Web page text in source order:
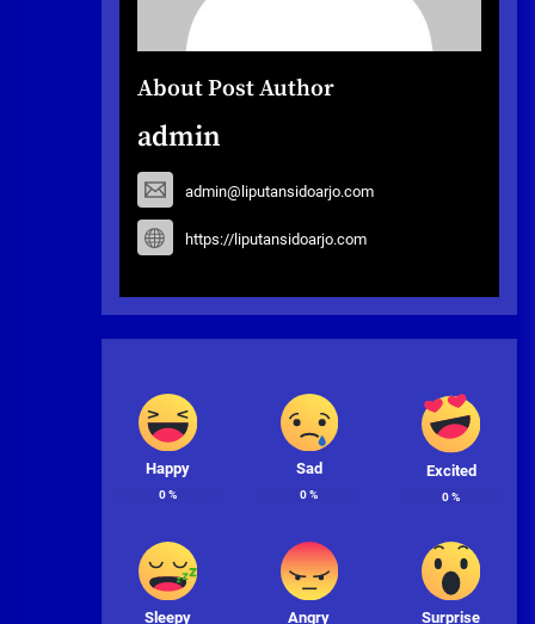
About Post Author
admin
admin@liputansidoarjo.com
https://liputansidoarjo.com
Happy
0%
Sad
0%
Excited
0%
Sleepy Angry Surprise